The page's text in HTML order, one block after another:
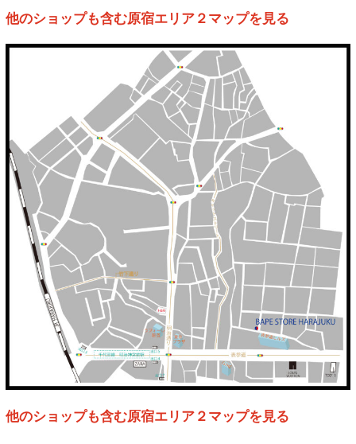
他のショップも含む原宿エリア２マップを見る
他のショップも含む原宿エリア２マップを見る